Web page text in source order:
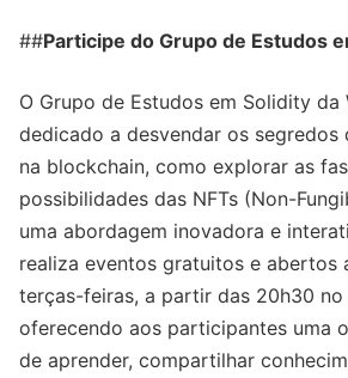
##Participe do Grupo de Estudos
O Grupo de Estudos em Solidity da
dedicado a desvendar os segredos
na blockchain, como explorar as
possibilidades das NFTs (Non-
uma abordagem inovadora e
realiza eventos gratuitos e abertos
terças-feiras, a partir das 20h30 no
oferecendo aos participantes uma
de aprender, compartilhar